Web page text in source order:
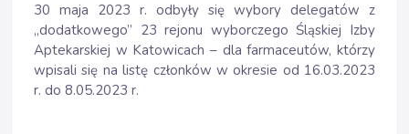
30 maja 2023 r. odbyły się wybory delegatów z
„dodatkowego” 23 rejonu wyborczego Śląskiej Izby
Aptekarskiej w Katowicach – dla farmaceutów, którzy
wpisali się na listę członków w okresie od 16.03.2023
r. do 8.05.2023 r.